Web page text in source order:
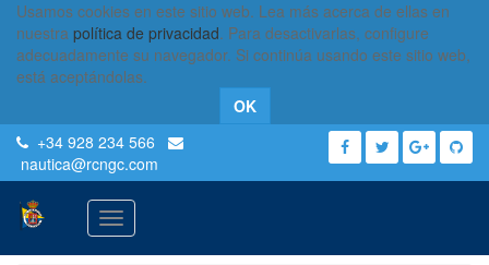
Usamos cookies en este sitio web. Lea más acerca de ellas en
nuestra política de privacidad. Para desactivarlas, configure
adecuadamente su navegador. Si continúa usando este sitio web,
está aceptándolas.
OK
+34 928 234 566
nautica@rcngc.com
Activar
navegación